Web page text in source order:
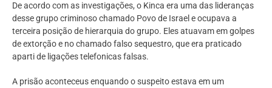
De acordo com as investigações, o Kinca era uma das lideranças
desse grupo criminoso chamado Povo de Israel e ocupava a
terceira posição de hierarquia do grupo. Eles atuavam em golpes
de extorção e no chamado falso sequestro, que era praticado
aparti de ligações telefonicas falsas.
A prisão aconteceus enquando o suspeito estava em um